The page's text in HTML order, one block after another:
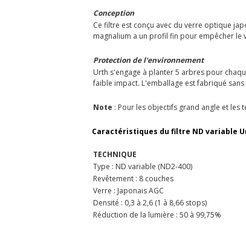
Conception
Ce filtre est conçu avec du verre optique
magnalium a un profil fin pour empêcher
Protection de l'environnement
Urth s'engage à planter 5 arbres pour
faible impact. L'emballage est fabriqué
Note : Pour les objectifs grand angle et les
Caractéristiques du filtre ND variable
TECHNIQUE
Type : ND variable (ND2-400)
Revêtement : 8 couches
Verre : Japonais AGC
Densité : 0,3 à 2,6 (1 à 8,66 stops)
Réduction de la lumière : 50 à 99,75%